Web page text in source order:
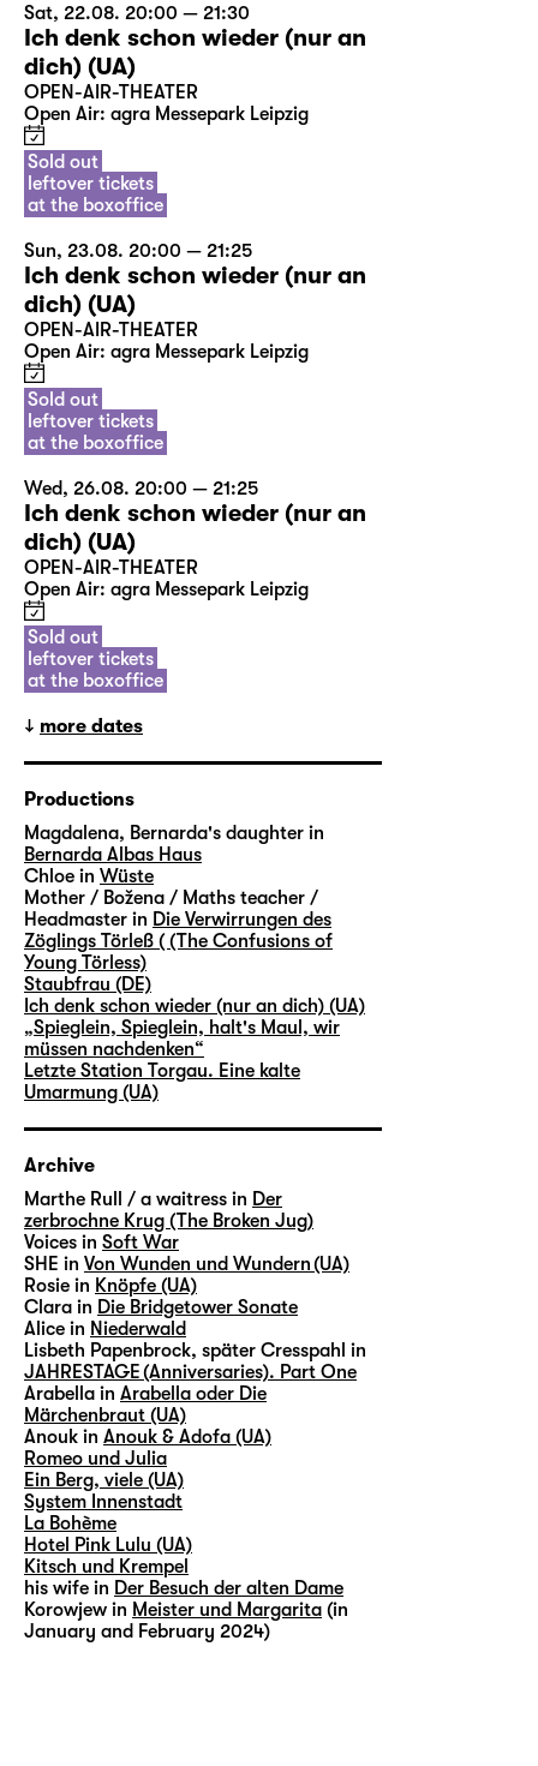
Sat, 22.08. 20:00 — 21:30
Ich denk schon wieder (nur an
dich) (UA)
OPEN-AIR-THEATER
Open Air: agra Messepark Leipzig
Sold out
leftover tickets
at the boxoffice
Sun, 23.08. 20:00 — 21:25
Ich denk schon wieder (nur an
dich) (UA)
OPEN-AIR-THEATER
Open Air: agra Messepark Leipzig
Sold out
leftover tickets
at the boxoffice
Wed, 26.08. 20:00 — 21:25
Ich denk schon wieder (nur an
dich) (UA)
OPEN-AIR-THEATER
Open Air: agra Messepark Leipzig
Sold out
leftover tickets
at the boxoffice
more dates
Productions
Magdalena, Bernarda's daughter in
Bernarda Albas Haus
Chloe in Wüste
Mother / Božena / Maths teacher /
Headmaster in Die Verwirrungen des
Zöglings Törleß ( (The Confusions of
Young Törless)
Staubfrau (DE)
Ich denk schon wieder (nur an dich) (UA)
„Spieglein, Spieglein, halt's Maul, wir
müssen nachdenken“
Letzte Station Torgau. Eine kalte
Umarmung (UA)
Archive
Marthe Rull / a waitress in Der
zerbrochne Krug (The Broken Jug)
Voices in Soft War
SHE in Von Wunden und Wundern (UA)
Rosie in Knöpfe (UA)
Clara in Die Bridgetower Sonate
Alice in Niederwald
Lisbeth Papenbrock, später Cresspahl in
JAHRESTAGE (Anniversaries). Part One
Arabella in Arabella oder Die
Märchenbraut (UA)
Anouk in Anouk & Adofa (UA)
Romeo und Julia
Ein Berg, viele (UA)
System Innenstadt
La Bohème
Hotel Pink Lulu (UA)
Kitsch und Krempel
his wife in Der Besuch der alten Dame
Korowjew in Meister und Margarita (in
January and February 2024)